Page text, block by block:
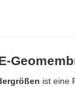
ist eine